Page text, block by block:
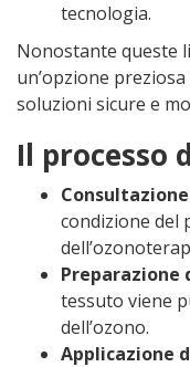
tecnologia.
Nonostante queste
un’opzione
soluzioni sicure e
Il processo
condizione del
Preparazione
tessuto viene
dell’ozono.
Applicazione